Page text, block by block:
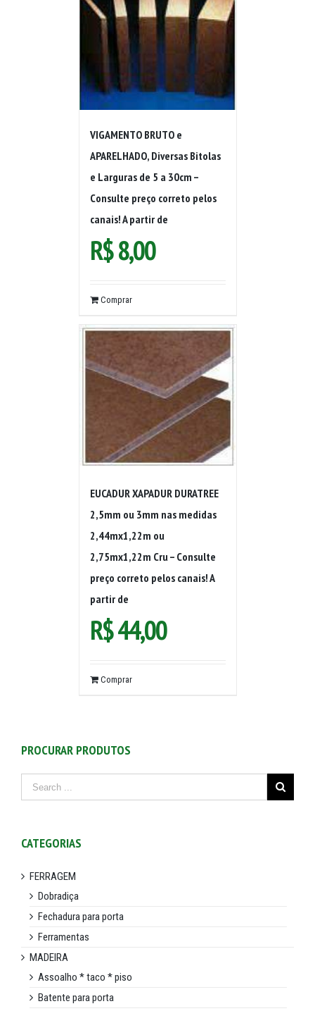
VIGAMENTO BRUTO e
APARELHADO, Diversas Bitolas
e Larguras de 5 a 30cm –
Consulte preço correto pelos
canais! A partir de
R$8,00
Comprar
EUCADUR XAPADUR DURATREE
2,5mm ou 3mm nas medidas
2,44mx1,22m ou
2,75mx1,22m Cru – Consulte
preço correto pelos canais! A
partir de
R$44,00
Comprar
PROCURAR PRODUTOS
CATEGORIAS
FERRAGEM
Dobradiça
Fechadura para porta
Ferramentas
MADEIRA
Assoalho * taco * piso
Batente para porta